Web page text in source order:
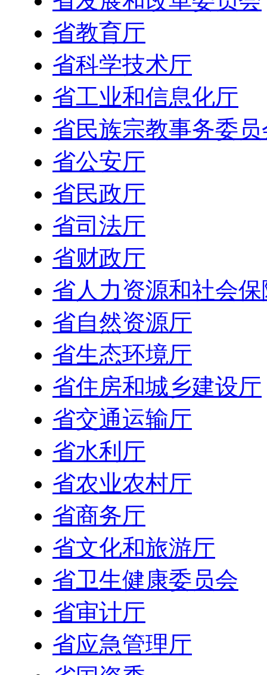
省教育厅
省科学技术厅
省工业和信息化厅
省民族宗教事务委员
省公安厅
省民政厅
省司法厅
省财政厅
省人力资源和社会
省自然资源厅
省生态环境厅
省住房和城乡建设厅
省交通运输厅
省水利厅
省农业农村厅
省商务厅
省文化和旅游厅
省卫生健康委员会
省审计厅
省应急管理厅